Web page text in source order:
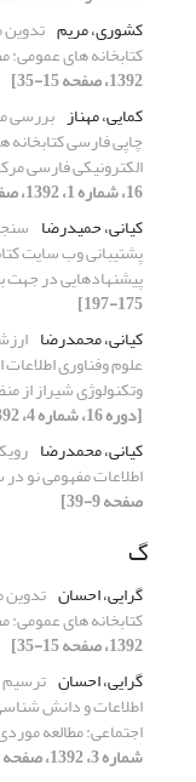
کشوری، مریم تدوین
کتابخانه های عمومی:
1392، صفحه 15-35]
کمایی، مهناز بررسی
چاپی فارسی
الکترونیکی فارسی
16، شماره 1، 1392، صفحه 151-165]
کیانی، حمیدرضا
پشتیبانی وب سایت
پیشنهادهایی در جهت
175-197]
کیانی، محمدرضا
علوم وفناوری
وتکنولوژی شیراز از
[دوره 16، شماره 4، 1392، صفحه 103-122]
کیانی، محمدرضا
اطلاعات مفهومی نو
صفحه 9-39]
گ
گرایی، احسان تدوین
کتابخانه های عمومی:
1392، صفحه 15-35]
گرایی، احسان
اطلاعات و دانش
اجتماعی: مطالعه
شماره 3، 1392، صفحه 101-121]